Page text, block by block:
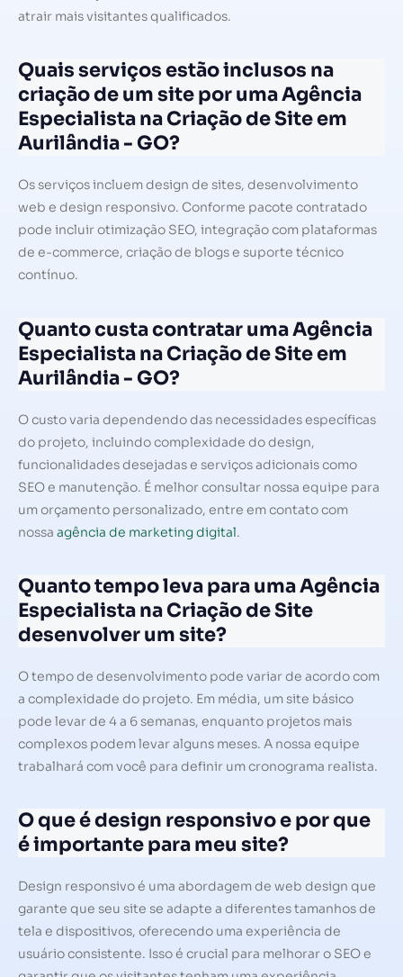
atrair mais visitantes qualificados.
Quais serviços estão inclusos na
criação de um site por uma Agência
Especialista na Criação de Site em
Aurilândia - GO?
Os serviços incluem design de sites, desenvolvimento
web e design responsivo. Conforme pacote contratado
pode incluir otimização SEO, integração com plataformas
de e-commerce, criação de blogs e suporte técnico
contínuo.
Quanto custa contratar uma Agência
Especialista na Criação de Site em
Aurilândia - GO?
O custo varia dependendo das necessidades específicas
do projeto, incluindo complexidade do design,
funcionalidades desejadas e serviços adicionais como
SEO e manutenção. É melhor consultar nossa equipe para
um orçamento personalizado, entre em contato com
nossa agência de marketing digital.
Quanto tempo leva para uma Agência
Especialista na Criação de Site
desenvolver um site?
O tempo de desenvolvimento pode variar de acordo com
a complexidade do projeto. Em média, um site básico
pode levar de 4 a 6 semanas, enquanto projetos mais
complexos podem levar alguns meses. A nossa equipe
trabalhará com você para definir um cronograma realista.
O que é design responsivo e por que
é importante para meu site?
Design responsivo é uma abordagem de web design que
garante que seu site se adapte a diferentes tamanhos de
tela e dispositivos, oferecendo uma experiência de
usuário consistente. Isso é crucial para melhorar o SEO e